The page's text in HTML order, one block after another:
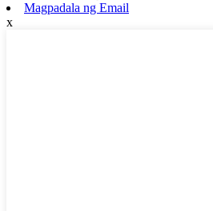
Magpadala ng Email
x